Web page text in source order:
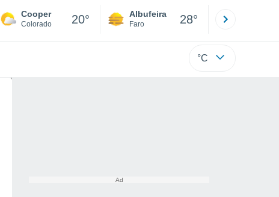
Cooper
Colorado 20° Albufeira
Faro 28°
°C